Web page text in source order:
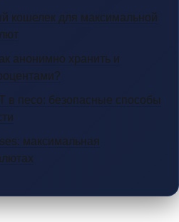
кошелек для максимальной
анонимно хранить и
в песо: безопасные способы
максимальная